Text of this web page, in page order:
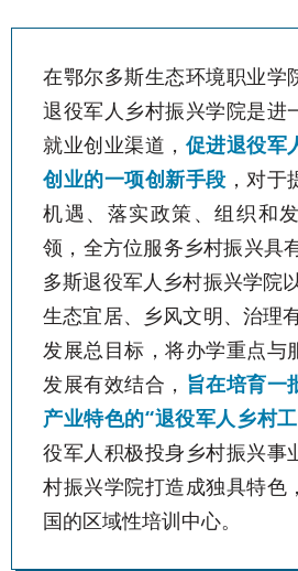
在鄂尔多斯生态环境职业学
退役军人乡村振兴学院是进
就业创业渠道，促进退役军
创业的一项创新手段 ，对
机遇、落实政策、组织和
领，全方位服务乡村振兴具
多斯退役军人乡村振兴学院
生态宜居、乡风文明、治理
发展总目标，将办学重点与
发展有效结合， 旨在培育一
产业特色的“退役军人乡村
役军人积极投身乡村振兴事
村振兴学院打造成独具特色
国的区域性培训中心。